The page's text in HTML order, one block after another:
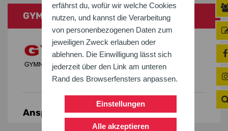
erfährst du, wofür wir welche Cookies
nutzen, und kannst die Verarbeitung
von personenbezogenen Daten zum
jeweiligen Zweck erlauben oder
ablehnen. Die Einwilligung lässt sich
jederzeit über den Link am unteren
Rand des Browserfensters anpassen.
Einstellungen
Alle akzeptieren
GYMWELT-Festival
Ansprechpartner